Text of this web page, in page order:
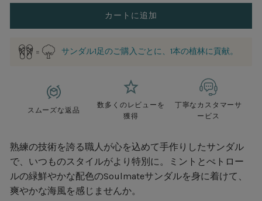
カートに追加
サンダル1足のご購入ごとに、1本の植林に貢献。
スムーズな返品
数多くのレビューを
獲得
丁寧なカスタマーサ
ービス
熟練の技術を誇る職人が心を込めて手作りしたサンダル
で、いつものスタイルがより特別に。ミントとぺトロー
ルの緑鮮やかな配色のSoulmateサンダルを身に着けて、
爽やかな海風を感じませんか。